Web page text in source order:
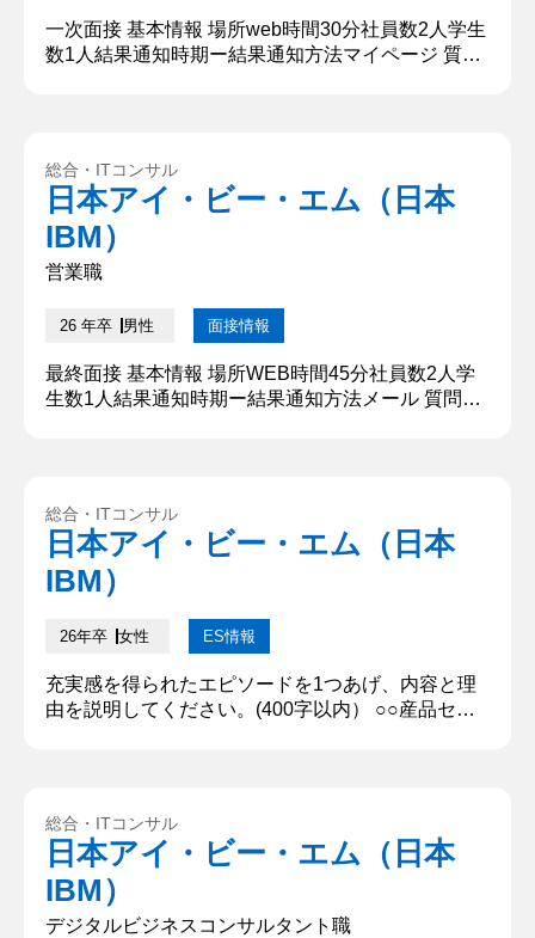
一次面接 基本情報 場所web時間30分社員数2人学生
数1人結果通知時期ー結果通知方法マイページ 質問
行っております。 また、学業以外では、二つのアル
バイトに注力してまいりました。まず一つ目は、○○
のアルバ...
総合・ITコンサル
日本アイ・ビー・エム（日本
IBM）
営業職
26 年卒 男性 面接情報
最終面接 基本情報 場所WEB時間45分社員数2人学
生数1人結果通知時期ー結果通知方法メール 質問内
を持てるようにしました。その結果十数年間達成さ
れていなかった月の入塾目標を達成することができ
ました。 【深掘質問...
総合・ITコンサル
日本アイ・ビー・エム（日本
IBM）
26年卒 女性 ES情報
充実感を得られたエピソードを1つあげ、内容と理
由を説明してください。(400字以内） ○○産品セレ
迷しており、現状では目標達成が困難な状況だっ
た。そこで○○県人会でのプレゼン、ポスティング、
SNSの活用など考え得...
総合・ITコンサル
日本アイ・ビー・エム（日本
IBM）
デジタルビジネスコンサルタント職